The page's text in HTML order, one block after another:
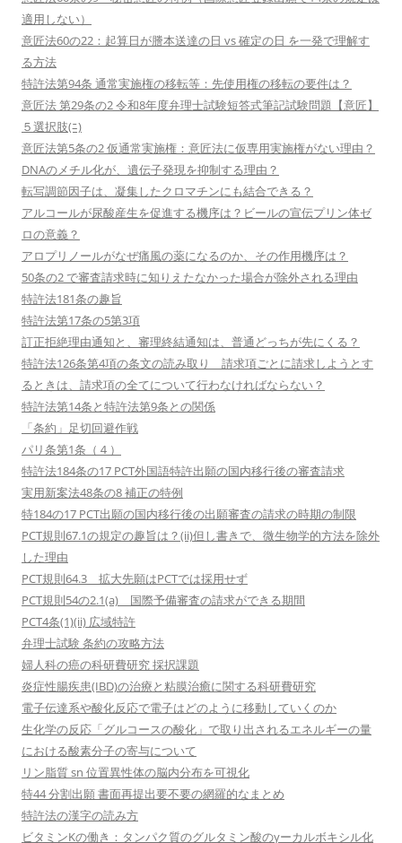
適用しない）
意匠法60の22：起算日が謄本送達の日 vs 確定の日 を一発で理解す
る方法
特許法第94条 通常実施権の移転等：先使用権の移転の要件は？
意匠法 第29条の2 令和8年度弁理士試験短答式筆記試験問題【意匠】
５選択肢(ﾆ)
意匠法第5条の2 仮通常実施権：意匠法に仮専用実施権がない理由？
DNAのメチル化が、遺伝子発現を抑制する理由？
転写調節因子は、凝集したクロマチンにも結合できる？
アルコールが尿酸産生を促進する機序は？ビールの宣伝プリン体ゼ
ロの意義？
アロプリノールがなぜ痛風の薬になるのか、その作用機序は？
50条の2 で審査請求時に知りえたなかった場合が除外される理由
特許法181条の趣旨
特許法第17条の5第3項
訂正拒絶理由通知と、審理終結通知は、普通どっちが先にくる？
特許法126条第4項の条文の読み取り 請求項ごとに請求しようとす
るときは、請求項の全てについて行わなければならない？
特許法第14条と特許法第9条との関係
「条約」足切回避作戦
パリ条第1条（４）
特許法184条の17 PCT外国語特許出願の国内移行後の審査請求
実用新案法48条の8 補正の特例
特184の17 PCT出願の国内移行後の出願審査の請求の時期の制限
PCT規則67.1の規定の趣旨は？(ii)但し書きで、微生物学的方法を除外
した理由
PCT規則64.3 拡大先願はPCTでは採用せず
PCT規則54の2.1(a) 国際予備審査の請求ができる期間
PCT4条(1)(ii) 広域特許
弁理士試験 条約の攻略方法
婦人科の癌の科研費研究 採択課題
炎症性腸疾患(IBD)の治療と粘膜治癒に関する科研費研究
電子伝達系や酸化反応で電子はどのように移動していくのか
生化学の反応「グルコースの酸化」で取り出されるエネルギーの量
における酸素分子の寄与について
リン脂質 sn 位置異性体の脳内分布を可視化
特44 分割出願 書面再提出要不要の網羅的なまとめ
特許法の漢字の読み方
ビタミンKの働き：タンパク質のグルタミン酸のγーカルボキシル化